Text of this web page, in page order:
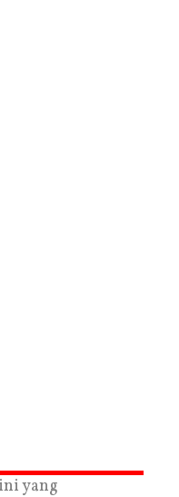
yang